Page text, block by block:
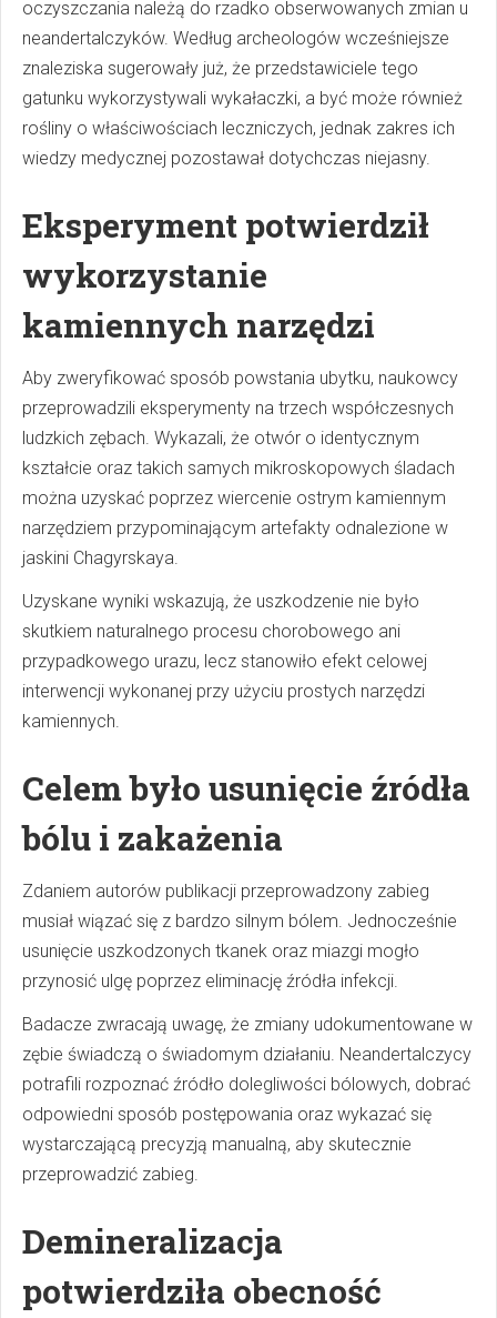
oczyszczania należą do rzadko obserwowanych zmian u
neandertalczyków. Według archeologów wcześniejsze
znaleziska sugerowały już, że przedstawiciele tego
gatunku wykorzystywali wykałaczki, a być może również
rośliny o właściwościach leczniczych, jednak zakres ich
wiedzy medycznej pozostawał dotychczas niejasny.
Eksperyment potwierdził
wykorzystanie
kamiennych narzędzi
Aby zweryfikować sposób powstania ubytku, naukowcy
przeprowadzili eksperymenty na trzech współczesnych
ludzkich zębach. Wykazali, że otwór o identycznym
kształcie oraz takich samych mikroskopowych śladach
można uzyskać poprzez wiercenie ostrym kamiennym
narzędziem przypominającym artefakty odnalezione w
jaskini Chagyrskaya.
Uzyskane wyniki wskazują, że uszkodzenie nie było
skutkiem naturalnego procesu chorobowego ani
przypadkowego urazu, lecz stanowiło efekt celowej
interwencji wykonanej przy użyciu prostych narzędzi
kamiennych.
Celem było usunięcie źródła
bólu i zakażenia
Zdaniem autorów publikacji przeprowadzony zabieg
musiał wiązać się z bardzo silnym bólem. Jednocześnie
usunięcie uszkodzonych tkanek oraz miazgi mogło
przynosić ulgę poprzez eliminację źródła infekcji.
Badacze zwracają uwagę, że zmiany udokumentowane w
zębie świadczą o świadomym działaniu. Neandertalczycy
potrafili rozpoznać źródło dolegliwości bólowych, dobrać
odpowiedni sposób postępowania oraz wykazać się
wystarczającą precyzją manualną, aby skutecznie
przeprowadzić zabieg.
Demineralizacja
potwierdziła obecność